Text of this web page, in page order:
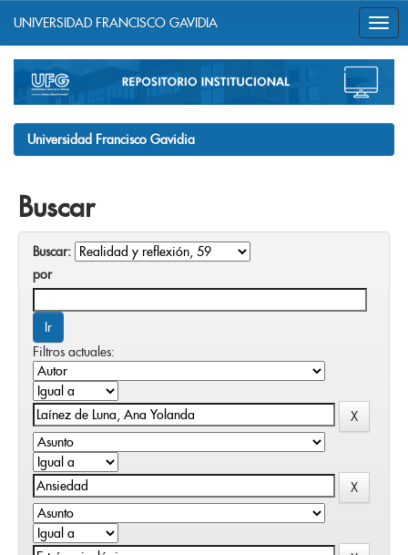
navigation
UNIVERSIDAD FRANCISCO GAVIDIA
Universidad Francisco Gavidia
Buscar
Buscar:
por
Filtros actuales: